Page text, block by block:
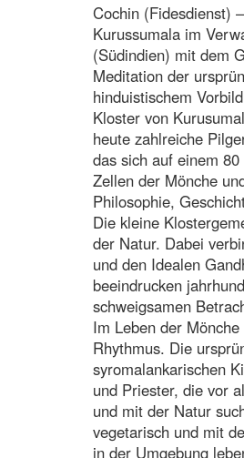
Cochin (Fidesdienst)
Kurussumala im
(Südindien) mit dem
Meditation der
hinduistischem
Kloster von
heute zahlreiche
das sich auf einem
Zellen der Mönche
Philosophie,
Die kleine
der Natur. Dabei
und den Idealen
beeindrucken
schweigsamen
Im Leben der
Rhythmus. Die
syromalankarischen
und Priester, die vor
und mit der Natur
vegetarisch und mit
in der Umgebung